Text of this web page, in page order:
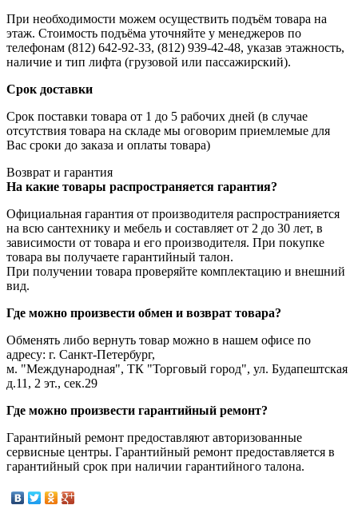
При необходимости можем осуществить подъём товара на
этаж. Стоимость подъёма уточняйте у менеджеров по
телефонам (812) 642-92-33, (812) 939-42-48, указав этажность,
наличие и тип лифта (грузовой или пассажирский).
Срок доставки
Срок поставки товара от 1 до 5 рабочих дней (в случае
отсутствия товара на складе мы оговорим приемлемые для
Вас сроки до заказа и оплаты товара)
Возврат и гарантия
На какие товары распространяется гарантия?
Официальная гарантия от производителя распространияется
на всю сантехнику и мебель и составляет от 2 до 30 лет, в
зависимости от товара и его производителя. При покупке
товара вы получаете гарантийный талон.
При получении товара проверяйте комплектацию и внешний
вид.
Где можно произвести обмен и возврат товара?
Обменять либо вернуть товар можно в нашем офисе по
адресу: г. Санкт-Петербург,
м. "Международная", ТК "Торговый город", ул. Будапештская
д.11, 2 эт., сек.29
Где можно произвести гарантийный ремонт?
Гарантийный ремонт предоставляют авторизованные
сервисные центры. Гарантийный ремонт предоставляется в
гарантийный срок при наличии гарантийного талона.